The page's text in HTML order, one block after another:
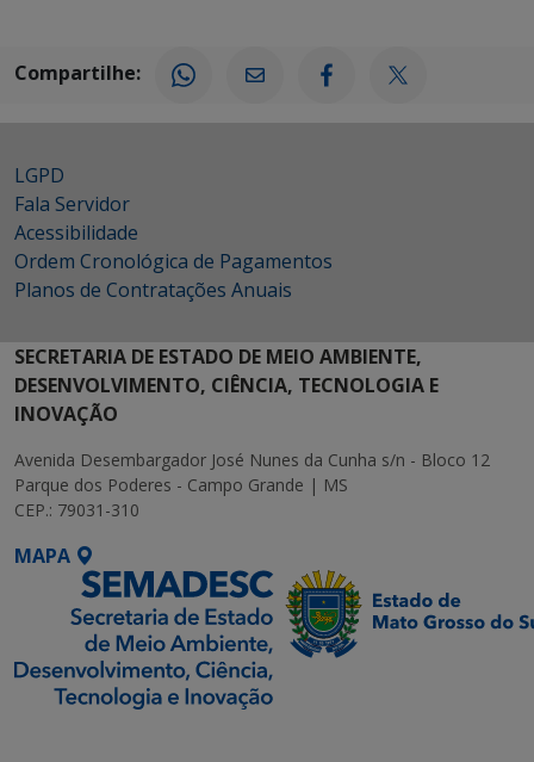
Compartilhe:
LGPD
Fala Servidor
Acessibilidade
Ordem Cronológica de Pagamentos
Planos de Contratações Anuais
SECRETARIA DE ESTADO DE MEIO AMBIENTE,
DESENVOLVIMENTO, CIÊNCIA, TECNOLOGIA E
INOVAÇÃO
Avenida Desembargador José Nunes da Cunha s/n - Bloco 12
Parque dos Poderes - Campo Grande | MS
CEP.: 79031-310
MAPA